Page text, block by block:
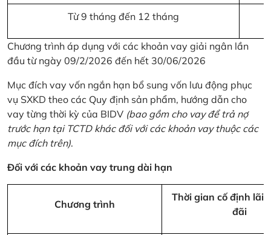
Từ 9 tháng đến 12 tháng
Chương trình áp dụng với các khoản vay giải ngân lần
đầu từ ngày 09/2/2026 đến hết 30/06/2026
Mục đích vay vốn ngắn hạn bổ sung vốn lưu động phục
vụ SXKD theo các Quy định sản phẩm, hướng dẫn cho
vay từng thời kỳ của BIDV (bao gồm cho vay để trả nợ
trước hạn tại TCTD khác đối với các khoản vay thuộc các
mục đích trên).
Đối với các khoản vay trung dài hạn
Chương trình
Thời gian cố định lãi
đãi